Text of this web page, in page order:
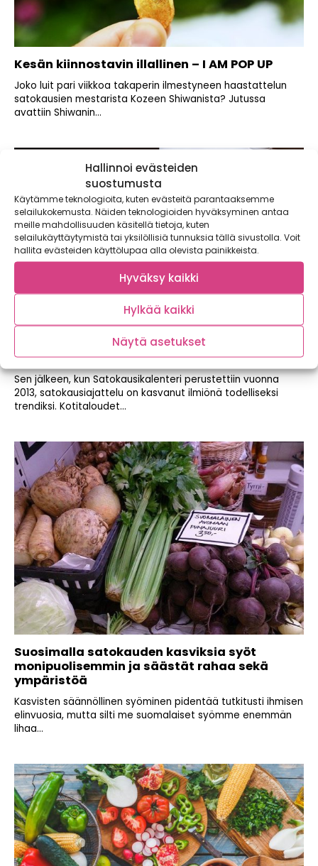
Hallinnoi evästeiden
suostumusta
Käytämme teknologioita, kuten evästeitä parantaaksemme
selailukokemusta. Näiden teknologioiden hyväksyminen antaa
meille mahdollisuuden käsitellä tietoja, kuten
selailukäyttäytymistä tai yksilöllisiä tunnuksia tällä sivustolla. Voit
hallita evästeiden käyttölupaa alla olevista painikkeista.
Hyväksy kaikki
Hylkää kaikki
Näytä asetukset
Kesän kiinnostavin illallinen – I AM POP UP
Joko luit pari viikkoa takaperin ilmestyneen haastattelun
satokausien mestarista Kozeen Shiwanista? Jutussa
avattiin Shiwanin...
Suomen parhaat sesonkiravintolat
Sen jälkeen, kun Satokausikalenteri perustettiin vuonna
2013, satokausiajattelu on kasvanut ilmiönä todelliseksi
trendiksi. Kotitaloudet...
Suosimalla satokauden kasviksia syöt
monipuolisemmin ja säästät rahaa sekä
ympäristöä
Kasvisten säännöllinen syöminen pidentää tutkitusti ihmisen
elinvuosia, mutta silti me suomalaiset syömme enemmän
lihaa...